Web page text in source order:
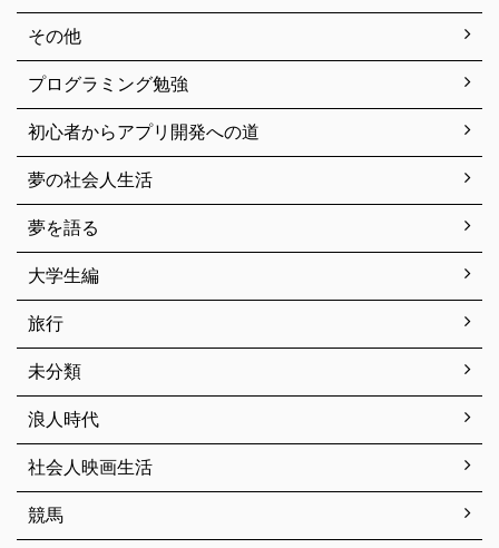
その他
プログラミング勉強
初心者からアプリ開発への道
夢の社会人生活
夢を語る
大学生編
旅行
未分類
浪人時代
社会人映画生活
競馬